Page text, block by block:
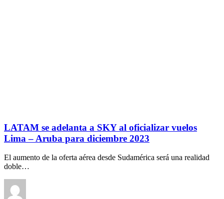
LATAM se adelanta a SKY al oficializar vuelos
Lima – Aruba para diciembre 2023
El aumento de la oferta aérea desde Sudamérica será una realidad
doble…